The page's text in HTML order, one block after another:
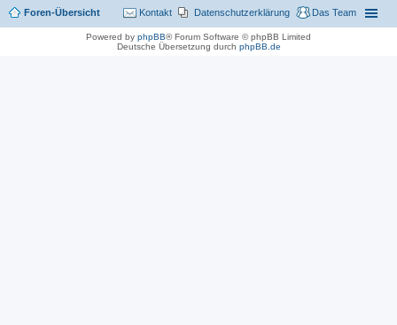
Foren-Übersicht Das Team
Datenschutzerklärung
Kontakt
Powered by phpBB® Forum Software © phpBB Limited
Deutsche Übersetzung durch phpBB.de